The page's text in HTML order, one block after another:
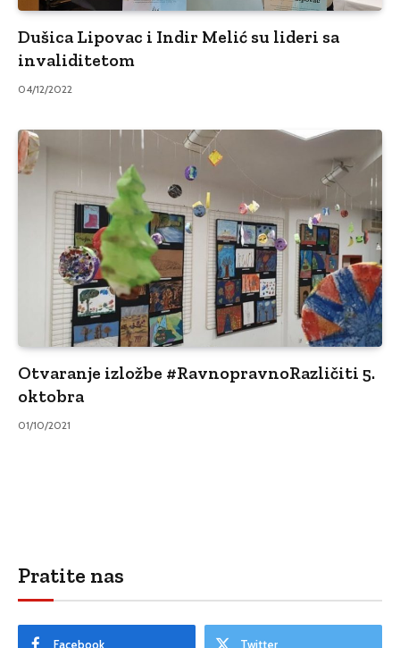
Dušica Lipovac i Indir Melić su lideri sa
invaliditetom
04/12/2022
Otvaranje izložbe #RavnopravnoRazličiti 5.
oktobra
01/10/2021
Pratite nas
Facebook Twitter